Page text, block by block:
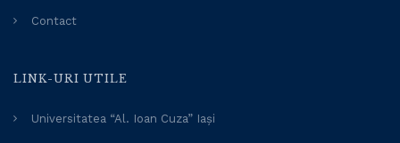
Contact
LINK-URI UTILE
Universitatea “Al. Ioan Cuza” Iași